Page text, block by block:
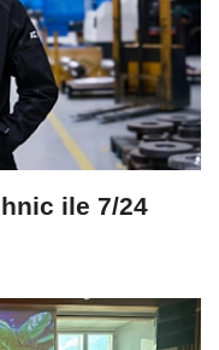
ile 7/24